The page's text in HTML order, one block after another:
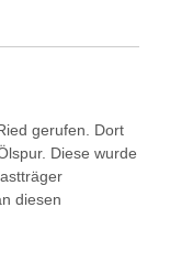
gerufen. Dort
Diese wurde
diesen